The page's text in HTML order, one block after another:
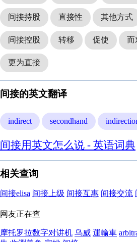
间接持股 直接性 其他方式
间接控股 转移 促使 而
更为直接
间接的英文翻译
indirect secondhand
间接用英文怎么说 - 英语词典
相关查询
间接elisa 间接上级 间接互惠 间接交流
网友正在查
摩托罗拉数字对讲机 乌威 運輸車